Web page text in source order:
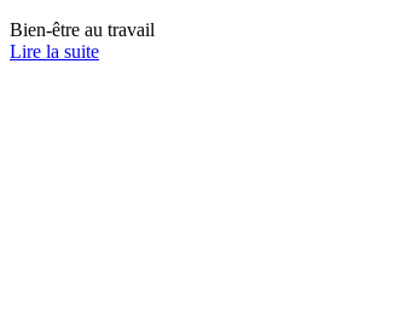
Bien-être au travail
Lire la suite